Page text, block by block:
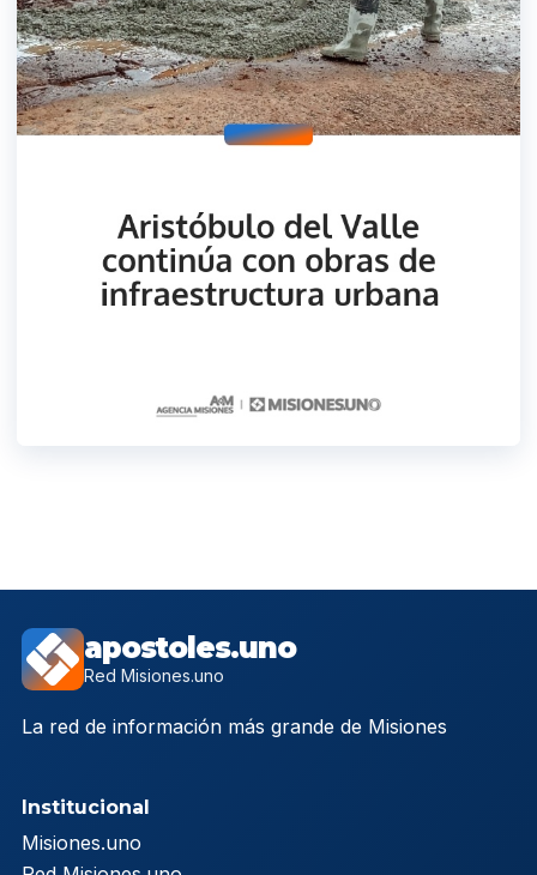
apostoles.uno
Red Misiones.uno
La red de información más grande de Misiones
Institucional
Misiones.uno